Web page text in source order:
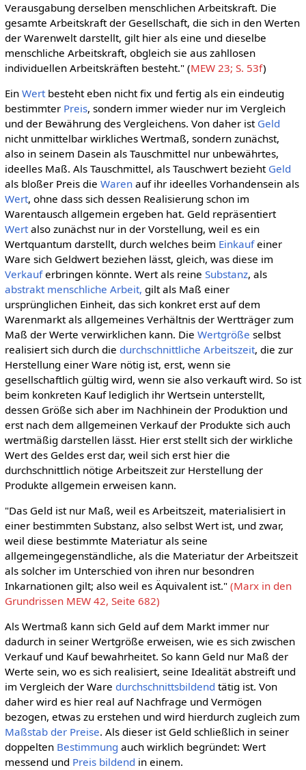
Verausgabung derselben menschlichen Arbeitskraft. Die
gesamte Arbeitskraft der Gesellschaft, die sich in den Werten
der Warenwelt darstellt, gilt hier als eine und dieselbe
menschliche Arbeitskraft, obgleich sie aus zahllosen
individuellen Arbeitskräften besteht." (MEW 23; S. 53f)
Ein Wertbesteht eben nicht fix und fertig als ein eindeutig
bestimmter Preis, sondern immer wieder nur im Vergleich
und der Bewährung des Vergleichens. Von daher ist Geld
nicht unmittelbar wirkliches Wertmaß, sondern zunächst,
also in seinem Dasein als Tauschmittel nur unbewährtes,
ideelles Maß. Als Tauschmittel, als Tauschwert bezieht Geld
als bloßer Preis die Warenauf ihr ideelles Vorhandensein als
Wert, ohne dass sich dessen Realisierung schon im
Warentausch allgemein ergeben hat. Geld repräsentiert
Wertalso zunächst nur in der Vorstellung, weil es ein
Wertquantum darstellt, durch welches beim Einkaufeiner
Ware sich Geldwert beziehen lässt, gleich, was diese im
Verkauferbringen könnte. Wert als reine Substanz, als
abstrakt menschliche Arbeit, gilt als Maß einer
ursprünglichen Einheit, das sich konkret erst auf dem
Warenmarkt als allgemeines Verhältnis der Wertträger zum
Maß der Werte verwirklichen kann. Die Wertgröße selbst
realisiert sich durch die durchschnittliche Arbeitszeit, die zur
Herstellung einer Ware nötig ist, erst, wenn sie
gesellschaftlich gültig wird, wenn sie also verkauft wird. So ist
beim konkreten Kauf lediglich ihr Wertsein unterstellt,
dessen Größe sich aber im Nachhinein der Produktion und
erst nach dem allgemeinen Verkauf der Produkte sich auch
wertmäßig darstellen lässt. Hier erst stellt sich der wirkliche
Wert des Geldes erst dar, weil sich erst hier die
durchschnittlich nötige Arbeitszeit zur Herstellung der
Produkte allgemein erweisen kann.
"Das Geld ist nur Maß, weil es Arbeitszeit, materialisiert in
einer bestimmten Substanz, also selbst Wert ist, und zwar,
weil diese bestimmte Materiatur als seine
allgemeingegenständliche, als die Materiatur der Arbeitszeit
als solcher im Unterschied von ihren nur besondren
Inkarnationen gilt; also weil es Äquivalent ist." (Marx in den
Grundrissen MEW 42, Seite 682)
Als Wertmaß kann sich Geld auf dem Markt immer nur
dadurch in seiner Wertgröße erweisen, wie es sich zwischen
Verkauf und Kauf bewahrheitet. So kann Geld nur Maß der
Werte sein, wo es sich realisiert, seine Idealität abstreift und
im Vergleich der Ware durchschnittsbildend tätig ist. Von
daher wird es hier real auf Nachfrage und Vermögen
bezogen, etwas zu erstehen und wird hierdurch zugleich zum
Maßstab der Preise. Als dieser ist Geld schließlich in seiner
doppelten Bestimmung auch wirklich begründet: Wert
messend und Preis bildend in einem.